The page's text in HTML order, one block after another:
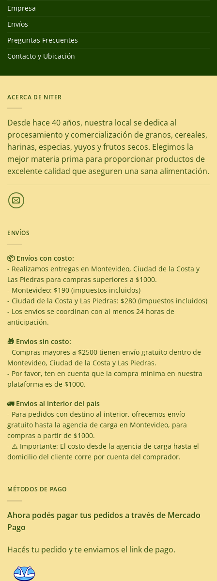
Empresa
Envíos
Preguntas Frecuentes
Contacto y Ubicación
ACERCA DE NITER
Desde hace 40 años, nuestra local se dedica al
procesamiento y comercialización de granos, cereales,
harinas, especias, yuyos y frutos secos. Elegimos la
mejor materia prima para proporcionar productos de
excelente calidad que aseguren una sana alimentación.
ENVÍOS
📦 Envíos con costo:
- Realizamos entregas en Montevideo, Ciudad de la Costa y
Las Piedras para compras superiores a $1000.
- Montevideo: $190 (impuestos incluidos)
- Ciudad de la Costa y Las Piedras: $280 (impuestos incluidos)
- Los envíos se coordinan con al menos 24 horas de
anticipación.
🎁 Envíos sin costo:
- Compras mayores a $2500 tienen envío gratuito dentro de
Montevideo, Ciudad de la Costa y Las Piedras.
- Por favor, ten en cuenta que la compra mínima en nuestra
plataforma es de $1000.
🚛 Envíos al interior del país
- Para pedidos con destino al interior, ofrecemos envío
gratuito hasta la agencia de carga en Montevideo, para
compras a partir de $1000.
- ⚠️ Importante: El costo desde la agencia de carga hasta el
domicilio del cliente corre por cuenta del comprador.
MÉTODOS DE PAGO
Ahora podés pagar tus pedidos a través de Mercado
Pago
Hacés tu pedido y te enviamos el link de pago.